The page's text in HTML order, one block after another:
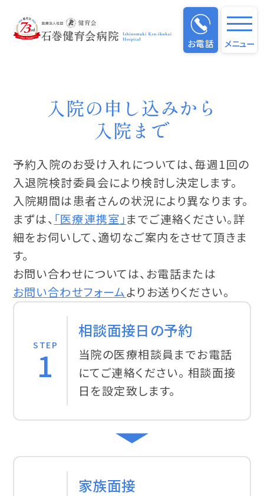
お電話 メニュー
入院案内について
入院の申し込みから
入院まで
予約入院のお受け入れについては、毎週1回の
入退院検討委員会により検討し決定します。
入院期間は患者さんの状況により異なります。
まずは、 「医療連携室」までご連絡ください。詳
細をお伺いして、適切なご案内をさせて頂きま
す。
お問い合わせについては、お電話または
お問い合わせフォームよりお送りください。
STEP
1
相談面接日の予約
当院の医療相談員までお電話
にてご連絡ください。 相談面接
日を設定致します。
家族面接